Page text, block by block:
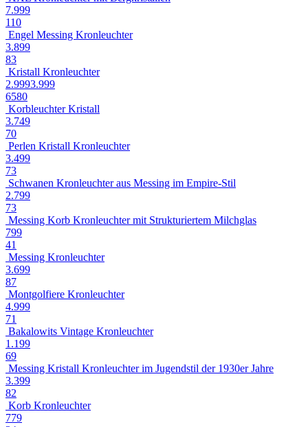
7.999
110
Engel Messing Kronleuchter
3.899
83
Kristall Kronleuchter
2.9993.999
6580
Korbleuchter Kristall
3.749
70
Perlen Kristall Kronleuchter
3.499
73
Schwanen Kronleuchter aus Messing im Empire-Stil
2.799
73
Messing Korb Kronleuchter mit Strukturiertem Milchglas
799
41
Messing Kronleuchter
3.699
87
Montgolfiere Kronleuchter
4.999
71
Bakalowits Vintage Kronleuchter
1.199
69
Messing Kristall Kronleuchter im Jugendstil der 1930er Jahre
3.399
82
Korb Kronleuchter
779